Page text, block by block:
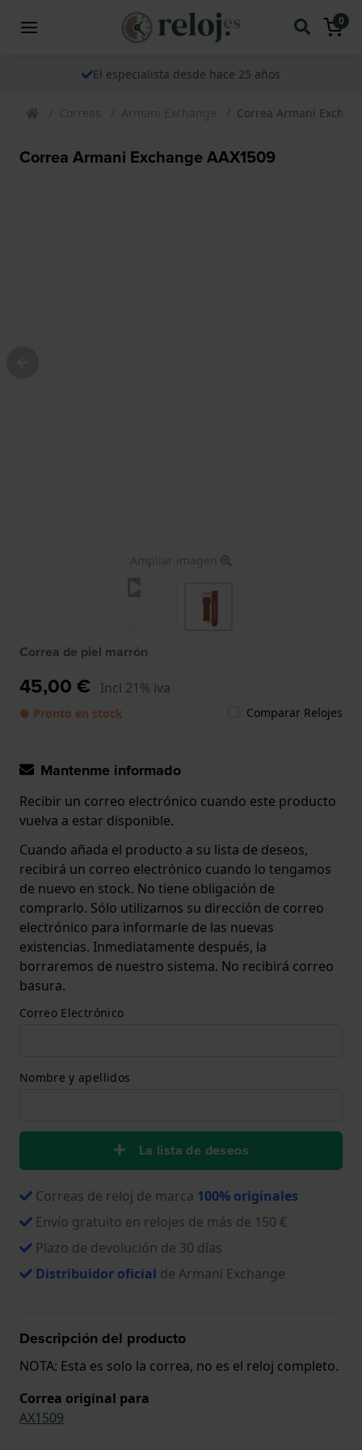
0
El especialista desde hace 25 años
Correas Armani Exchange Correa Armani
Correa Armani Exchange AAX1509
Ampliar imagen
Correa de piel marrón
45,00 € Incl 21% iva
● Pronto en stock Comparar Relojes
Mantenme informado
Recibir un correo electrónico cuando este producto
vuelva a estar disponible.
Cuando añada el producto a su lista de deseos,
recibirá un correo electrónico cuando lo tengamos
de nuevo en stock. No tiene obligación de
comprarlo. Sólo utilizamos su dirección de correo
electrónico para informarle de las nuevas
existencias. Inmediatamente después, la
borraremos de nuestro sistema. No recibirá correo
basura.
Correo Electrónico
Nombre y apellidos
La lista de deseos
Correas de reloj de marca 100% originales
Envío gratuito en relojes de más de 150 €
Plazo de devolución de 30 días
Distribuidor oficial de Armani Exchange
Descripción del producto
NOTA: Esta es solo la correa, no es el reloj completo.
Correa original para
AX1509